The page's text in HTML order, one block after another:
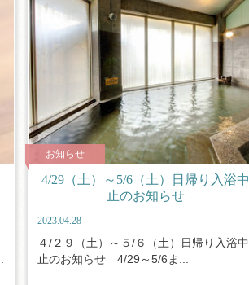
お知らせ
4/29（土）～5/6（土）日帰り入浴中
止のお知らせ
2023.04.28
４/２９（土）～５/６（土）日帰り入浴中
止のお知らせ 4/29～5/6ま...